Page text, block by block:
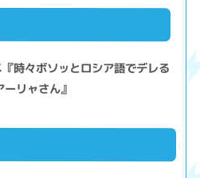
時々ボソッとロシア語でデレる
リャさん』